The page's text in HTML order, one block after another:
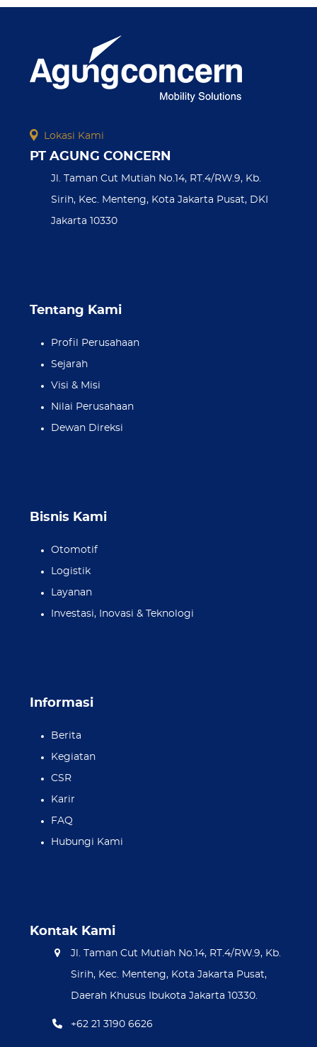
Lokasi Kami
PT AGUNG CONCERN
Jl. Taman Cut Mutiah No.14, RT.4/RW.9, Kb.
Sirih, Kec. Menteng, Kota Jakarta Pusat, DKI
Jakarta 10330
Tentang Kami
Profil Perusahaan
Sejarah
Visi & Misi
Nilai Perusahaan
Dewan Direksi
Bisnis Kami
Otomotif
Logistik
Layanan
Investasi, Inovasi & Teknologi
Informasi
Berita
Kegiatan
CSR
Karir
FAQ
Hubungi Kami
Kontak Kami
Jl. Taman Cut Mutiah No.14, RT.4/RW.9, Kb.
Sirih, Kec. Menteng, Kota Jakarta Pusat,
Daerah Khusus Ibukota Jakarta 10330.
+62 21 3190 6626